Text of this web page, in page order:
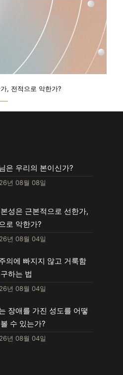
, 전적으로 악한가?
은 우리의 본이신가?
년 08월 08일
성은 근본적으로 선한가,
로 악한가?
년 08월 04일
의에 빠지지 않고 거룩함
하는 법
년 08월 04일
장애를 가진 성도를 어떻
수 있는가?
년 08월 04일